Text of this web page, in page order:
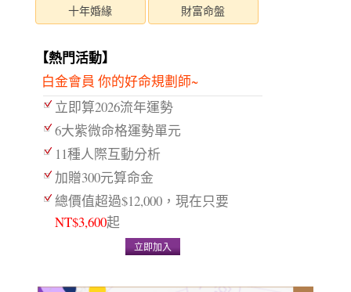
十年婚緣 財富命盤
【熱門活動】
白金會員 你的好命規劃師~
立即算2026流年運勢
6大紫微命格運勢單元
11種人際互動分析
加贈300元算命金
總價值超過$12,000，現在只要
NT$3,600起
立即加入